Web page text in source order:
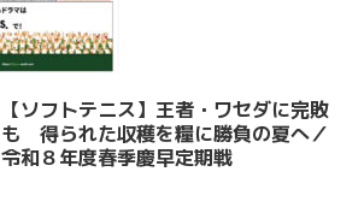
【ソフトテニス】王者・ワセダに完敗
も 得られた収穫を糧に勝負の夏へ／
令和８年度春季慶早定期戦